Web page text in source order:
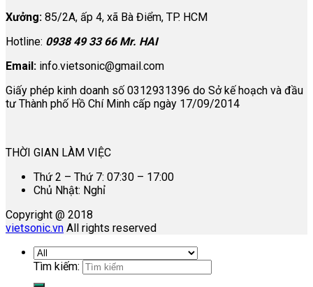
Xưởng: 85/2A, ấp 4, xã Bà Điểm, TP. HCM
Hotline: 0938 49 33 66 Mr. HAI
Email: info.vietsonic@gmail.com
Giấy phép kinh doanh số 0312931396 do Sở kế hoạch và đầu
tư Thành phố Hồ Chí Minh cấp ngày 17/09/2014
THỜI GIAN LÀM VIỆC
Thứ 2 – Thứ 7: 07:30 – 17:00
Chủ Nhật: Nghỉ
Copyright @ 2018
vietsonic.vn All rights reserved
Tìm kiếm: